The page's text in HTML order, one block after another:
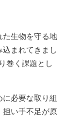
た生物を守る地
まれてきまし
巻く課題とし
に必要な取り組
担い手不足が原